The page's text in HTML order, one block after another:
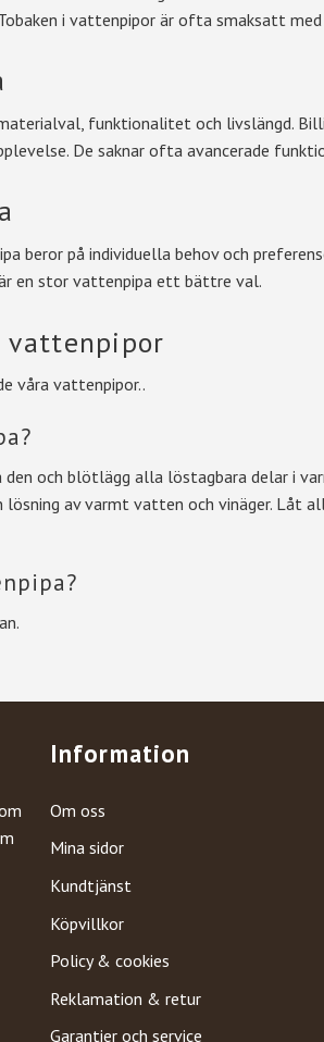
i vattenpipor är ofta smaksatt
funktionalitet och livslängd.
De saknar ofta avancerade
beror på individuella behov och
en stor vattenpipa ett bättre val.
vattenpipor
våra vattenpipor..
och blötlägg alla löstagbara delar i
av varmt vatten och vinäger.
Information
Om oss
Mina sidor
Kundtjänst
Köpvillkor
Policy & cookies
Reklamation & retur
Garantier och service